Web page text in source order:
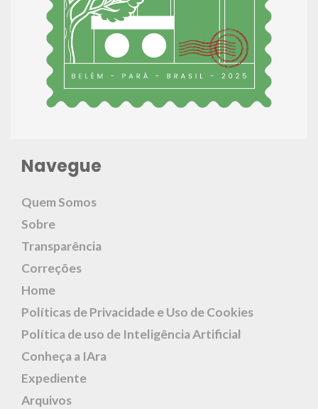
Navegue
Quem Somos
Sobre
Transparência
Correções
Home
Políticas de Privacidade e Uso de Cookies
Política de uso de Inteligência Artificial
Conheça a IAra
Expediente
Arquivos